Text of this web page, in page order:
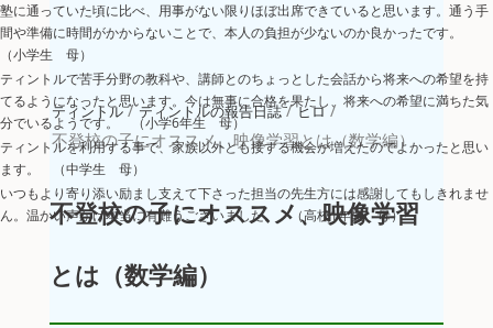
塾に通っていた頃に比べ、用事がない限りほぼ出席できていると思います。通う手
間や準備に時間がかからないことで、本人の負担が少ないのか良かったです。
（小学生 母）
ティントルで苦手分野の教科や、講師とのちょっとした会話から将来への希望を持
てるようになったと思います。今は無事に合格を果たし、将来への希望に満ちた気
分でいるようです。 （小学6年生 母）
ティントルを利用する事で、家族以外とも接する機会が増えたのでよかったと思い
ます。 （中学生 母）
いつもより寄り添い励まし支えて下さった担当の先生方には感謝してもしきれませ
ん。温かい声かけ本当に有難うございました。 （高校1年生 母）
ティントル / ティントルの報告日誌 / ヒロ /
不登校の子にオススメ、映像学習とは（数学編）
不登校の子にオススメ、映像学習
とは（数学編）